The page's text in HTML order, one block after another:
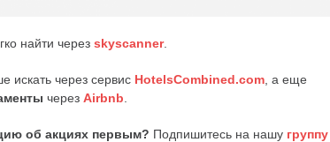
найти через skyscanner.
искать через сервис HotelsCombined.com , а еще
через Airbnb
об акциях первым? Подпишитесь на нашу группу